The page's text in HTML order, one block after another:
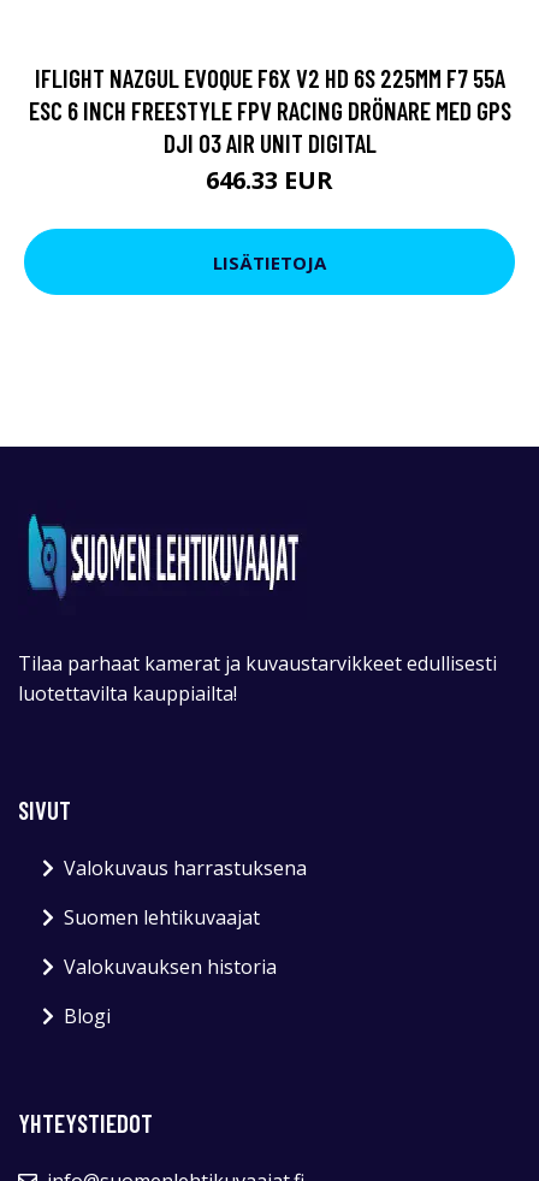
IFLIGHT NAZGUL EVOQUE F6X V2 HD 6S 225MM F7 55A
ESC 6 INCH FREESTYLE FPV RACING DRÖNARE MED GPS
DJI O3 AIR UNIT DIGITAL
646.33 EUR
LISÄTIETOJA
Tilaa parhaat kamerat ja kuvaustarvikkeet edullisesti
luotettavilta kauppiailta!
SIVUT
Valokuvaus harrastuksena
Suomen lehtikuvaajat
Valokuvauksen historia
Blogi
YHTEYSTIEDOT